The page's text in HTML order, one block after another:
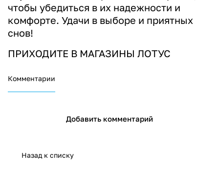
чтобы убедиться в их надежности и
комфорте. Удачи в выборе и приятных
снов!
ПРИХОДИТЕ В МАГАЗИНЫ ЛОТУС
Комментарии
Добавить комментарий
Назад к списку